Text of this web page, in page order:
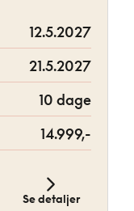
12.5.2027
21.5.2027
10 dage
14.999,-
Se detaljer